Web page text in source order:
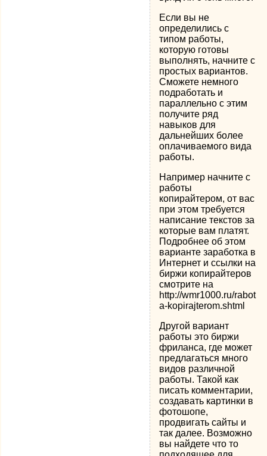
Если вы не
определились с
типом работы,
которую готовы
выполнять, начните с
простых вариантов.
Сможете немного
подработать и
параллельно с этим
получите ряд
навыков для
дальнейших более
оплачиваемого вида
работы.
Например начните с
работы
копирайтером, от вас
при этом требуется
написание текстов за
которые вам платят.
Подробнее об этом
варианте заработка в
Интернет и ссылки на
биржи копирайтеров
смотрите на
http://wmr1000.ru/rabot
a-kopirajterom.shtml
Другой вариант
работы это биржи
фриланса, где может
предлагаться много
видов различной
работы. Такой как
писать комментарии,
создавать картинки в
фотошопе,
продвигать сайты и
так далее. Возможно
вы найдете что то